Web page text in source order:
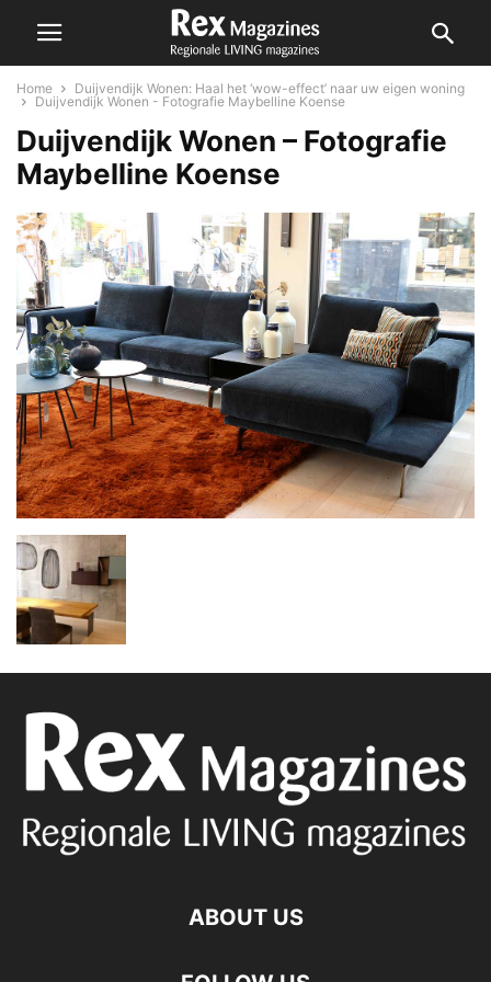
Home
Duijvendijk Wonen: Haal het ‘wow-effect’ naar uw eigen woning
Duijvendijk Wonen - Fotografie Maybelline Koense
Duijvendijk Wonen – Fotografie
Maybelline Koense
ABOUT US